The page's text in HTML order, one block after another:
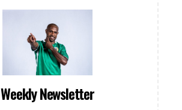
Weekly Newsletter